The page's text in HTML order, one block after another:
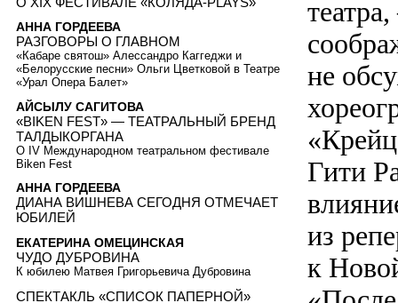
не
Гити
из
к
АННА ГОРДЕЕВА
РАЗГОВОРЫ О ГЛАВНОМ
«Кабаре святош» Алессандро Каггеджи и
«Белорусские песни» Ольги Цветковой в Театре
«Урал Опера Балет»
АЙСЫЛУ САГИТОВА
«BIKEN FEST» — ТЕАТРАЛЬНЫЙ БРЕНД
ТАЛДЫКОРГАНА
О IV Международном театральном фестивале
Biken Fest
АННА ГОРДЕЕВА
ДИАНА ВИШНЕВА СЕГОДНЯ ОТМЕЧАЕТ
ЮБИЛЕЙ
ЕКАТЕРИНА ОМЕЦИНСКАЯ
ЧУДО ДУБРОВИНА
К юбилею Матвея Григорьевича Дубровина
СПЕКТАКЛЬ «СПИСОК ПАПЕРНОЙ»